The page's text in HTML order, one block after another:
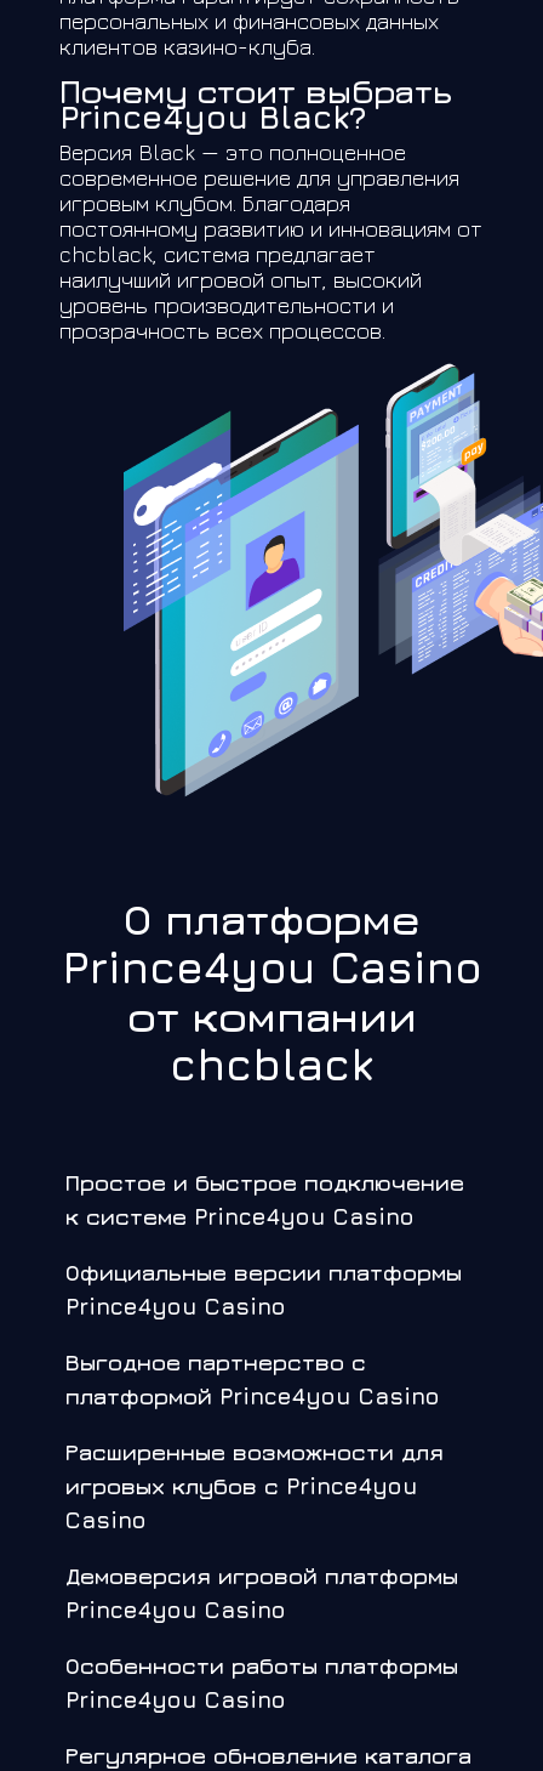
персональных и финансовых данных
клиентов казино-клуба.
Почему стоит выбрать
Prince4you Black?
Версия Black — это полноценное
современное решение для управления
игровым клубом. Благодаря
постоянному развитию и инновациям от
chcblack, система предлагает
наилучший игровой опыт, высокий
уровень производительности и
прозрачность всех процессов.
О платформе
Prince4you Casino
от компании
chcblack
Простое и быстрое подключение
к системе Prince4you Casino
Официальные версии платформы
Prince4you Casino
Выгодное партнерство с
платформой Prince4you Casino
Расширенные возможности для
игровых клубов с Prince4you
Casino
Демоверсия игровой платформы
Prince4you Casino
Особенности работы платформы
Prince4you Casino
Регулярное обновление каталога